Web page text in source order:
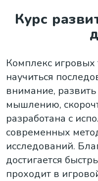
Курс
Комплекс
научиться
внимание, развить
мышлению,
разработана с
современных
исследований.
достигается
проходит в